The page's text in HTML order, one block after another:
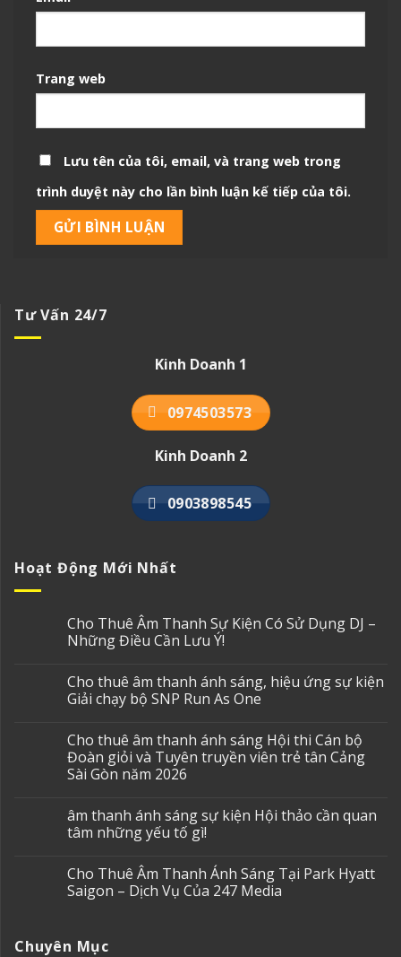
Trang web
Lưu tên của tôi, email, và trang web trong
trình duyệt này cho lần bình luận kế tiếp của tôi.
Tư Vấn 24/7
Kinh Doanh 1
0974503573
Kinh Doanh 2
0903898545
Hoạt Động Mới Nhất
Cho Thuê Âm Thanh Sự Kiện Có Sử Dụng DJ –
Những Điều Cần Lưu Ý!
Cho thuê âm thanh ánh sáng, hiệu ứng sự kiện
Giải chạy bộ SNP Run As One
Cho thuê âm thanh ánh sáng Hội thi Cán bộ
Đoàn giỏi và Tuyên truyền viên trẻ tân Cảng
Sài Gòn năm 2026
âm thanh ánh sáng sự kiện Hội thảo cần quan
tâm những yếu tố gì!
Cho Thuê Âm Thanh Ánh Sáng Tại Park Hyatt
Saigon – Dịch Vụ Của 247 Media
Chuyên Mục